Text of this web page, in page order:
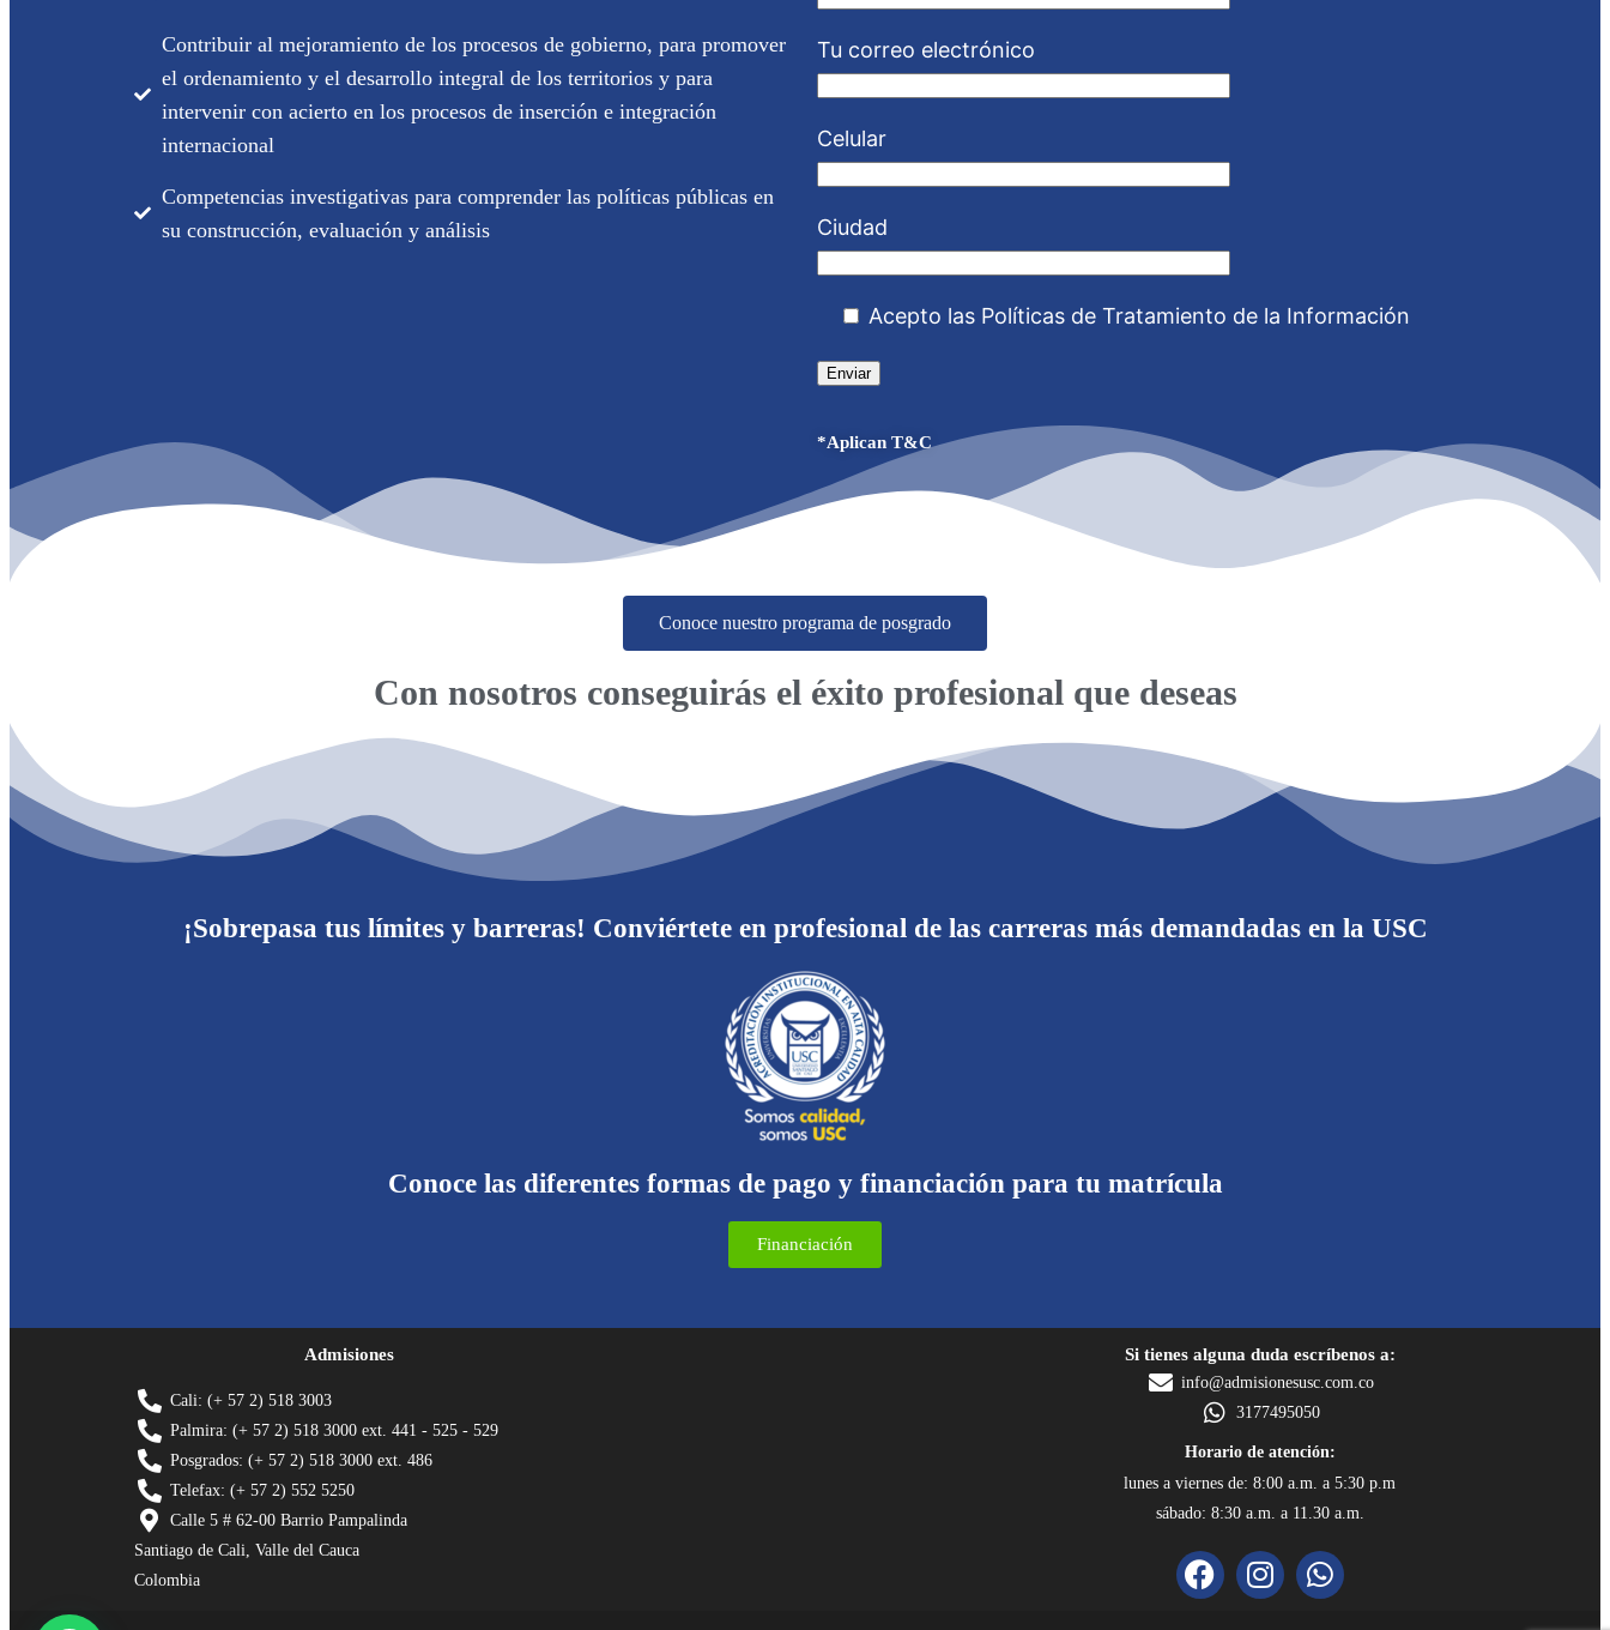
Contribuir al mejoramiento de los procesos de gobierno, para promover
el ordenamiento y el desarrollo integral de los territorios y para
intervenir con acierto en los procesos de inserción e integración
internacional
Competencias investigativas para comprender las políticas públicas en
su construcción, evaluación y análisis
Tu correo electrónico
Celular
Ciudad
Acepto las Políticas de Tratamiento de la Información
*Aplican T&C
Conoce nuestro programa de posgrado
Con nosotros conseguirás el éxito profesional que deseas
¡Sobrepasa tus límites y barreras! Conviértete en profesional de las carreras más demandadas en la USC
Conoce las diferentes formas de pago y financiación para tu matrícula
Financiación
Admisiones
Cali: (+ 57 2) 518 3003
Palmira: (+ 57 2) 518 3000 ext. 441 - 525 - 529
Posgrados: (+ 57 2) 518 3000 ext. 486
Telefax: (+ 57 2) 552 5250
Calle 5 # 62-00 Barrio Pampalinda
Santiago de Cali, Valle del Cauca
Colombia
Si tienes alguna duda escríbenos a:
info@admisionesusc.com.co
3177495050
Horario de atención:
lunes a viernes de: 8:00 a.m. a 5:30 p.m
sábado: 8:30 a.m. a 11.30 a.m.